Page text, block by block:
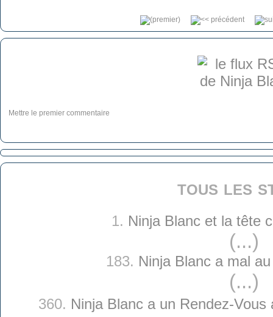
Mettre le premier commentaire
tous les
1. Ninja Blanc et la tête
(...)
183. Ninja Blanc a mal
(...)
360. Ninja Blanc a un Rendez-Vous